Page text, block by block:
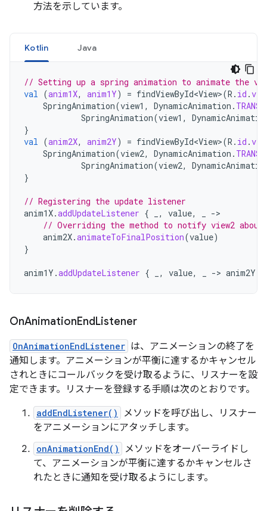
方法を示しています。
Kotlin Java
// Setting up a spring animation to animate the
val (anim1X, anim1Y) = findViewById<View>(R . id .
SpringAnimation(view1 , DynamicAnimation .
SpringAnimation(view1 ,
}
val (anim2X, anim2Y) = findViewById<View>(R . id .
SpringAnimation(view2, DynamicAnimation .
SpringAnimation(view2,
}
// Registering the update listener
anim1X.addUpdateListener { , value, -
// Overriding the method to notify view2
anim2X.animateToFinalPosition(value)
}
anim1Y .addUpdateListener { , value, -> anim2Y
OnAnimationEnd Listener
OnAnimationEndListener は、アニメーションの終了を
通知します。アニメーションが平衡に達するかキャンセル
されときにコールバックを受け取るように、リスナーを設
定できます。リスナーを登録する手順は次のとおりです。
addEndListener()
メソッドを呼び出し、リスナー
をアニメーションにアタッチします。
onAnimationEnd()
メソッドをオーバーライドし
て、アニメーションが平衡に達するかキャンセルさ
れたときに通知を受け取るようにします。